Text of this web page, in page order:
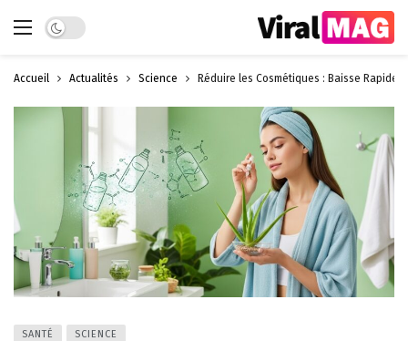
Dark mode
Accueil Actualités Science Réduire les Cosmétiques : Baisse Rapide
SANTÉ SCIENCE